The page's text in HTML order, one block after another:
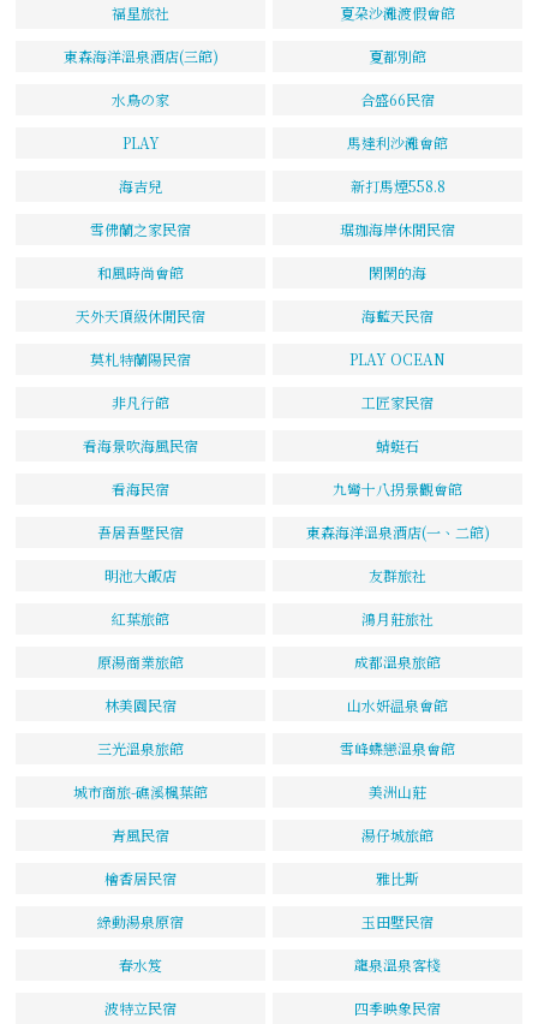
福星旅社 夏朶沙灘渡假會館
東森海洋溫泉酒店(三館) 夏都別館
水鳥の家 合盛66民宿
PLAY 馬達利沙灘會館
海吉兒 新打馬煙558.8
雪佛蘭之家民宿 琚珈海岸休閒民宿
和風時尚會館 閑閑的海
天外天頂級休閒民宿 海藍天民宿
莫札特蘭陽民宿 PLAY OCEAN
非凡行館 工匠家民宿
看海景吹海風民宿 蜻蜓石
看海民宿 九彎十八拐景觀會館
吾居吾墅民宿 東森海洋溫泉酒店(一、二館)
明池大飯店 友群旅社
紅葉旅館 鴻月莊旅社
原湯商業旅館 成都溫泉旅館
林美園民宿 山水妍温泉會館
三光溫泉旅館 雪峰蝶戀溫泉會館
城市商旅-礁溪楓葉館 美洲山莊
青風民宿 湯仔城旅館
檜香居民宿 雅比斯
綠動湯泉原宿 玉田墅民宿
春水笈 龍泉溫泉客棧
波特立民宿 四季映象民宿